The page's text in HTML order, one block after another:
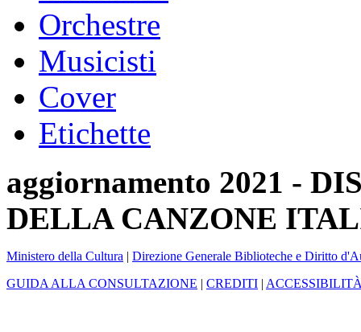
Orchestre
Musicisti
Cover
Etichette
aggiornamento 2021 -
DELLA CANZONE
Ministero della Cultura | Direzione Generale Biblioteche e Diritto
GUIDA ALLA CONSULTAZIONE | CREDITI |